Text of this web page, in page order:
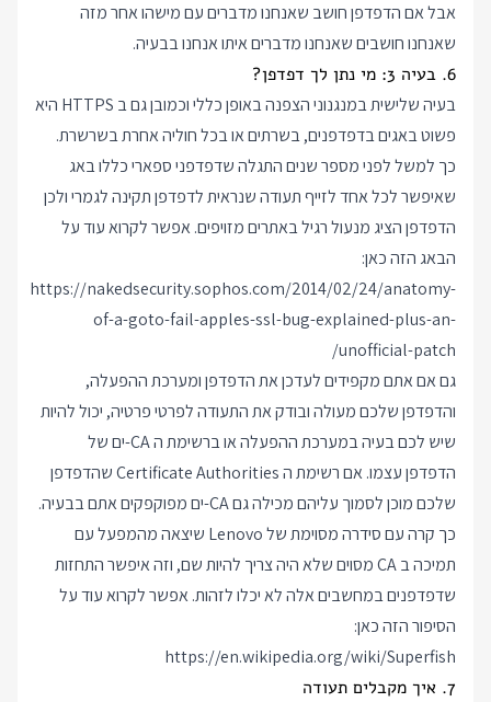
אבל אם הדפדפן חושב שאנחנו מדברים עם מישהו אחר מזה
שאנחנו חושבים שאנחנו מדברים איתו אנחנו בבעיה.
6. בעיה 3: מי נתן לך דפדפן?
בעיה שלישית במנגנוני הצפנה באופן כללי וכמובן גם ב HTTPS היא
פשוט באגים בדפדפנים, בשרתים או בכל חוליה אחרת בשרשרת.
כך למשל לפני מספר שנים התגלה שדפדפני ספארי כללו באג
שאיפשר לכל אחד לזייף תעודה שנראית לדפדפן תקינה לגמרי ולכן
הדפדפן הציג מנעול רגיל באתרים מזויפים. אפשר לקרוא עוד על
הבאג הזה כאן:
https://nakedsecurity.sophos.com/2014/02/24/anatomy-
of-a-goto-fail-apples-ssl-bug-explained-plus-an-
unofficial-patch/
גם אם אתם מקפידים לעדכן את הדפדפן ומערכת ההפעלה,
והדפדפן שלכם מעולה ובודק את התעודה לפרטי פרטיה, יכול להיות
שיש לכם בעיה במערכת ההפעלה או ברשימת ה CA-ים של
הדפדפן עצמו. אם רשימת ה Certificate Authorities שהדפדפן
שלכם מוכן לסמוך עליהם מכילה גם CA-ים מפוקפקים אתם בבעיה.
כך קרה עם סידרה מסוימת של Lenovo שיצאה מהמפעל עם
תמיכה ב CA מסוים שלא היה צריך להיות שם, וזה איפשר התחזות
שדפדפנים במחשבים אלה לא יכלו לזהות. אפשר לקרוא עוד על
הסיפור הזה כאן:
https://en.wikipedia.org/wiki/Superfish
7. איך מקבלים תעודה